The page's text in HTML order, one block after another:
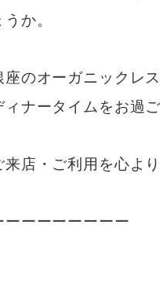
か。
のオーガニックレ
ナータイムをお過
店・ご利用を心よ
ーーーーーーー